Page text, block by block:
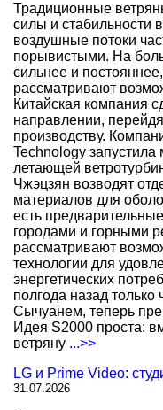
Традиционные
силы и стабильности
воздушные потоки
порывистыми. На
сильнее и
рассматривают
Китайская компания
направлении,
производству.
Technology запустила
летающей
Чжэцзян возводят
материалов для
есть
городами и горными
рассматривают
технологии для
энергетических
полгода назад
Сычуанем, теперь
Идея S2000 проста:
ветряну ...>>
LG и Prime Video:
31.07.2026